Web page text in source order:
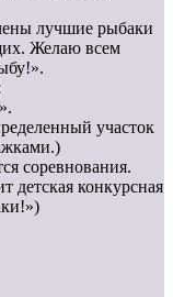
лучшие рыбаки
Желаю всем
участок
соревнования.
детская конкурсная